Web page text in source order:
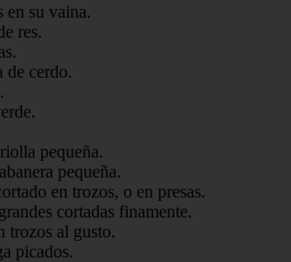
en su vaina.
res.
de cerdo.
pequeña.
pequeña.
en trozos, o en presas.
cortadas finamente.
trozos al gusto.
picados.